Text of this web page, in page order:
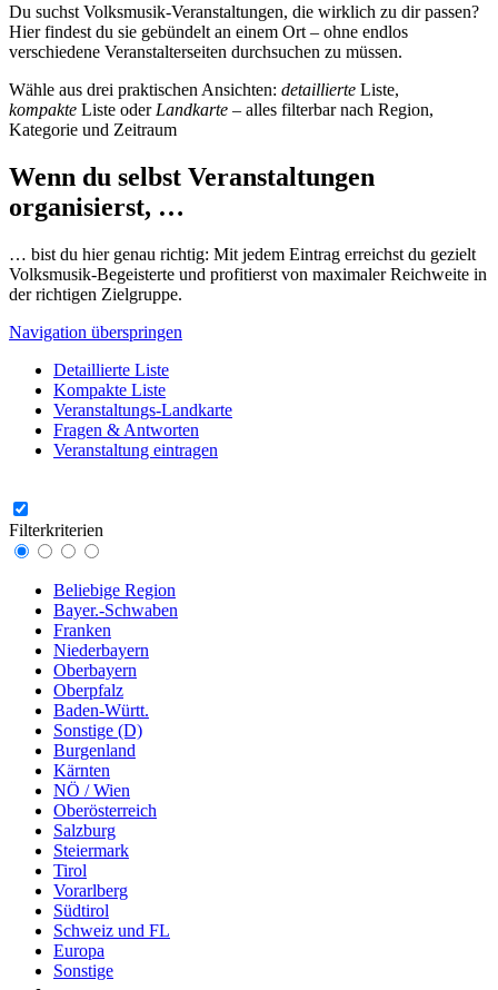
Du suchst Volksmusik-Veranstaltungen, die wirklich zu dir passen?
Hier findest du sie gebündelt an einem Ort – ohne endlos
verschiedene Veranstalterseiten durchsuchen zu müssen.
Wähle aus drei praktischen Ansichten: detaillierte Liste,
kompakte Liste oder Landkarte – alles filterbar nach Region,
Kategorie und Zeitraum
Wenn du selbst Veranstaltungen
organisierst, …
… bist du hier genau richtig: Mit jedem Eintrag erreichst du gezielt
Volksmusik-Begeisterte und profitierst von maximaler Reichweite in
der richtigen Zielgruppe.
Navigation überspringen
Detaillierte Liste
Kompakte Liste
Veranstaltungs-Landkarte
Fragen & Antworten
Veranstaltung eintragen
Filterkriterien
Beliebige Region
Bayer.-Schwaben
Franken
Niederbayern
Oberbayern
Oberpfalz
Baden-Württ.
Sonstige (D)
Burgenland
Kärnten
NÖ / Wien
Oberösterreich
Salzburg
Steiermark
Tirol
Vorarlberg
Südtirol
Schweiz und FL
Europa
Sonstige